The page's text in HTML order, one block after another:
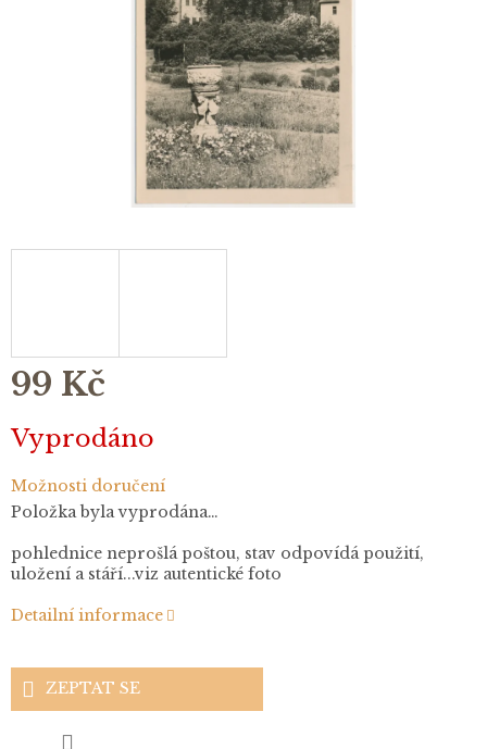
99 Kč
cena:
Vyprodáno
Možnosti doručení
Položka byla vyprodána…
pohlednice neprošlá poštou, stav odpovídá použití,
uložení a stáří...viz autentické foto
Detailní informace
ZEPTAT SE